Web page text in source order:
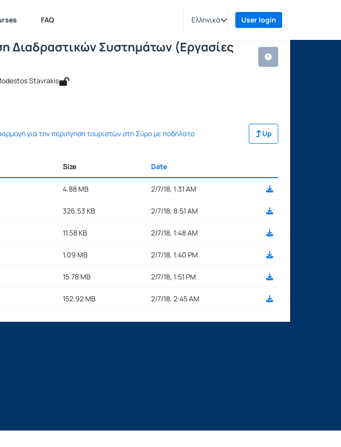
FAQ Ελληνικά User login
Διαδραστικών Συστημ...
Σχεδίαση Διαδραστικών Συστημάτων (Εργασίες
Διαδραστικών Συστημάτων (Εργασίες
Stavrakis
για την περιήγηση τουριστών στη Σύρο με ποδήλατο Up
Size Date
4.88 MB 2/7/18, 1:31 AM
326.53 KB 2/7/18, 8:51 AM
11.58 KB 2/7/18, 1:48 AM
1.09 MB 2/7/18, 1:40 PM
15.78 MB 2/7/18, 1:51 PM
152.92 MB 2/7/18, 2:45 AM